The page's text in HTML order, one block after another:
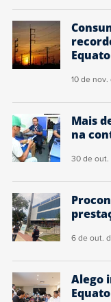
10 de
Mais
na
30 de out.
6 de out.
Alego